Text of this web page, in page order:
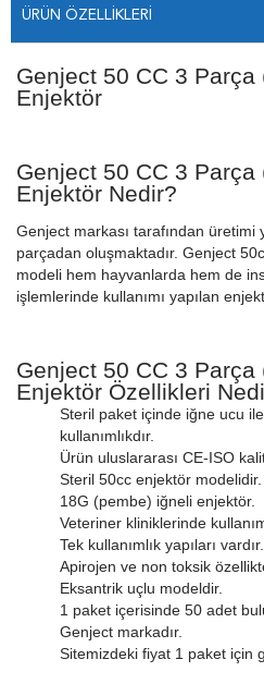
ÜRÜN ÖZELLIKLERI
Genject 50 CC 3 Parça
Enjektör
Genject 50 CC 3 Parça
Enjektör Nedir?
Genject markası tarafından üretimi
parçadan oluşmaktadır. Genject
modeli hem hayvanlarda hem de
işlemlerinde kullanımı yapılan
Genject 50 CC 3 Parça
Enjektör Özellikleri
Steril paket içinde iğne ucu
kullanımlıkdır.
Ürün uluslararası CE-ISO
Steril 50cc enjektör modelidir.
18G (pembe) iğneli enjektör.
Veteriner kliniklerinde
Tek kullanımlık yapıları vardır.
Apirojen ve non toksik
Eksantrik uçlu modeldir.
1 paket içerisinde 50 adet
Genject markadır.
Sitemizdeki fiyat 1 paket için